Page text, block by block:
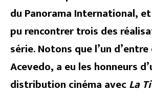
du Panorama International,
pu rencontrer trois des
série. Notons que l’un
Acevedo, a eu les honneurs
distribution cinéma avecLa